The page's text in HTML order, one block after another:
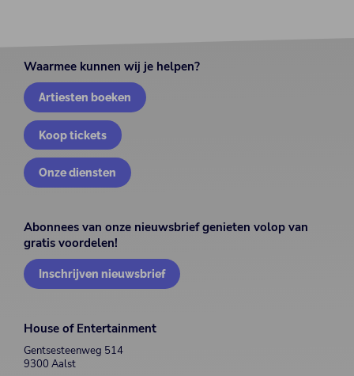
Waarmee kunnen wij je helpen?
Artiesten boeken
Koop tickets
Onze diensten
Abonnees van onze nieuwsbrief genieten volop van
gratis voordelen!
Inschrijven nieuwsbrief
House of Entertainment
Gentsesteenweg 514
9300 Aalst